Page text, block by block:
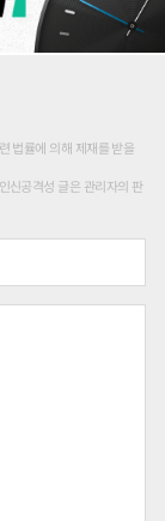
법률에 의해 제재를 받을
신공격성 글은 관리자의 판